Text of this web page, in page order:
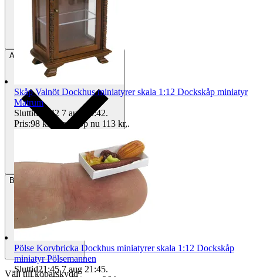
AvhämtningHelsingborg, Sverige
Betalning Via Tradera
Välj till köparskydd
Skåp Valnöt Dockhus miniatyrer skala 1:12 Dockskåp miniatyr
Matrum
Sluttid 20:42 7 aug 20:42.
Pris:98 kr Eller Köp nu 113 kr,.
Pölse Korvbricka Dockhus miniatyrer skala 1:12 Dockskåp
miniatyr Pölsemannen
Sluttid21:45 7 aug 21:45.